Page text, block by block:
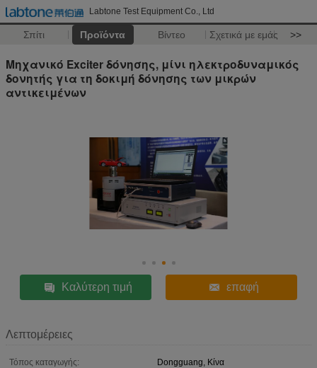
Labtone Test Equipment Co., Ltd
Σπίτι Προϊόντα Βίντεο Σχετικά με εμάς >>
Μηχανικό Exciter δόνησης, μίνι ηλεκτροδυναμικός
δονητής για τη δοκιμή δόνησης των μικρών
αντικειμένων
Καλύτερη τιμή επαφή
Λεπτομέρειες
Τόπος καταγωγής:
Dongguang, Κίνα